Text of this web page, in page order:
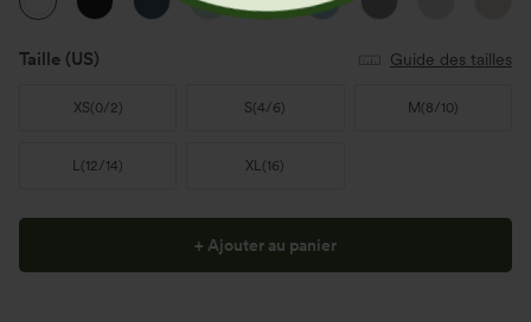
Taille (US) Guide des tailles
XS(0/2) S(4/6) M (8/10)
L(12/14) XL(16)
+ Ajouter au panier